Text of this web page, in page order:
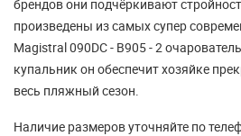
брендов они подчёркивают
произведены из самых супер
Magistral 090DC - B905 - 2
купальник он обеспечит хозяйке
весь пляжный сезон.
Наличие размеров уточняйте по